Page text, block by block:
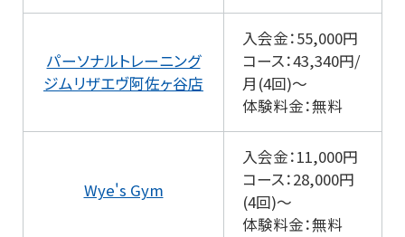
パーソナルトレーニング
ジムリザエヴ阿佐ヶ谷店
入会金：55,000円
コース：43,340円/
月(4回)～
体験料金：無料
Wye's Gym
入会金：11,000円
コース：28,000円
(4回)～
体験料金：無料